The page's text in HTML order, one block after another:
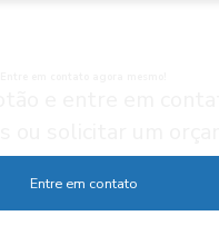
Entre em contato